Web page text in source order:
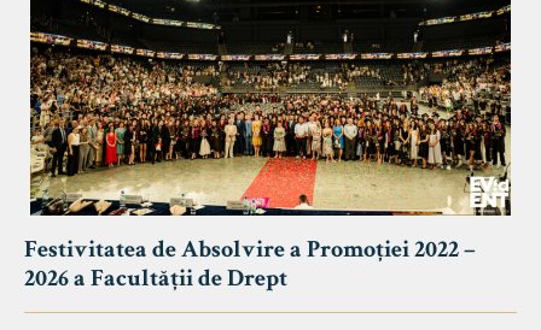
Festivitatea de Absolvire a Promoției 2022 –
2026 a Facultății de Drept